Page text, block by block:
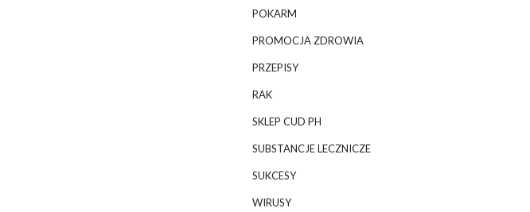
POKARM
PROMOCJA ZDROWIA
PRZEPISY
RAK
SKLEP CUD PH
SUBSTANCJE LECZNICZE
SUKCESY
WIRUSY